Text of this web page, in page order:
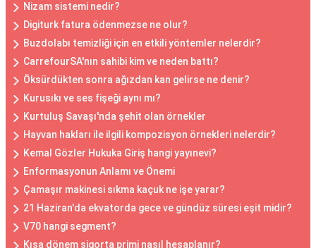
Nizam sistemi nedir?
Digiturk fatura ödenmezse ne olur?
Buzdolabı temizliği için en etkili yöntemler nelerdir?
CarrefourSA'nın sahibi kim ve neden battı?
Öksürdükten sonra ağızdan kan gelirse ne denir?
Kurusıkı ve ses fişeği aynı mı?
Kurtuluş Savaşı'nda şehit olan örnekler
Hayvan hakları ile ilgili kompozisyon örnekleri nelerdir?
Kemal Gözler Hukuka Giriş hangi yayınevi?
Enformasyonun Anlamı ve Önemi
Çamaşır makinesi sıkma kaçuk ne işe yarar?
21 Haziran'da ekvatorda gece ve gündüz süresi eşit midir?
V70 hangi segment?
Kısa dönem sigorta primi nasıl hesaplanır?